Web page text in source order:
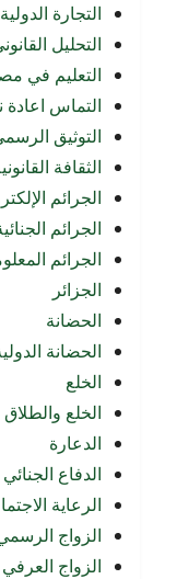
التجارة الدولية
التحليل
التعليم في
التماس اعادة
التوثيق
الثقافة
الجرائم
الجرائم
الجرائم
الجزائر
الحضانة
الحضانة
الخلع
الخلع والطلاق
الدعارة
الدفاع الجنائي
الرعاية
الزواج
الزواج العرفي